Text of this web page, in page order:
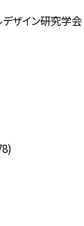
ザイン研究学会